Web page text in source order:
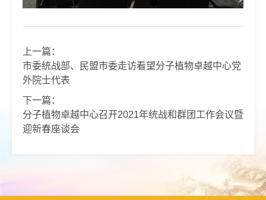
上一篇：
市委统战部、民盟市委走访看望分子植物卓越中心党
外院士代表
下一篇：
分子植物卓越中心召开2021年统战和群团工作会议暨
迎新春座谈会